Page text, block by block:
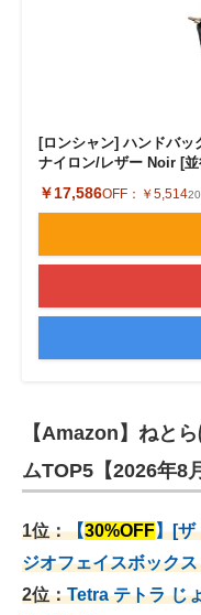
[ロンシャン] ハンドバッ
ナイロン/レザー Noir [
￥17,586OFF： ￥5,514
【Amazon】ねと
ムTOP5【2026年8
1位：【30%OFF】[ザ
ジオフェイスボック
2位：Tetra テトラ じ